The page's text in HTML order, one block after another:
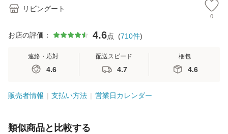
リビングート
0
お店の評価： 4.6点 (710件)
連絡・応対
4.6
配送スピード
4.7
梱包
4.6
販売者情報 支払い方法 営業日カレンダー
類似商品と比較する